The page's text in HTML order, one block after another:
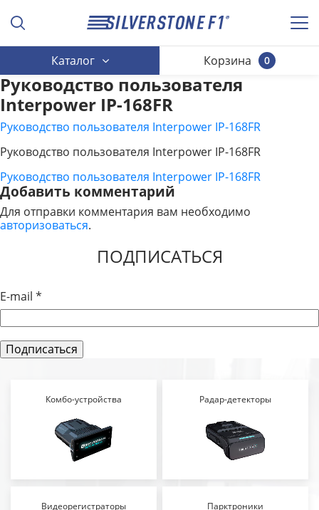
Каталог 0
Корзина
Руководство пользователя
Interpower IP-168FR
Руководство пользователя Interpower IP-168FR
Руководство пользователя Interpower IP-168FR
НАВИГАЦИЯ
ПО
ЗАПИСЯМ
Руководство пользователя Interpower IP-168FR
Добавить комментарий
Для отправки комментария вам необходимо
авторизоваться.
ПОДПИСАТЬСЯ
E-mail *
Комбо-устройства Радар-детекторы
Видеорегистраторы Парктроники